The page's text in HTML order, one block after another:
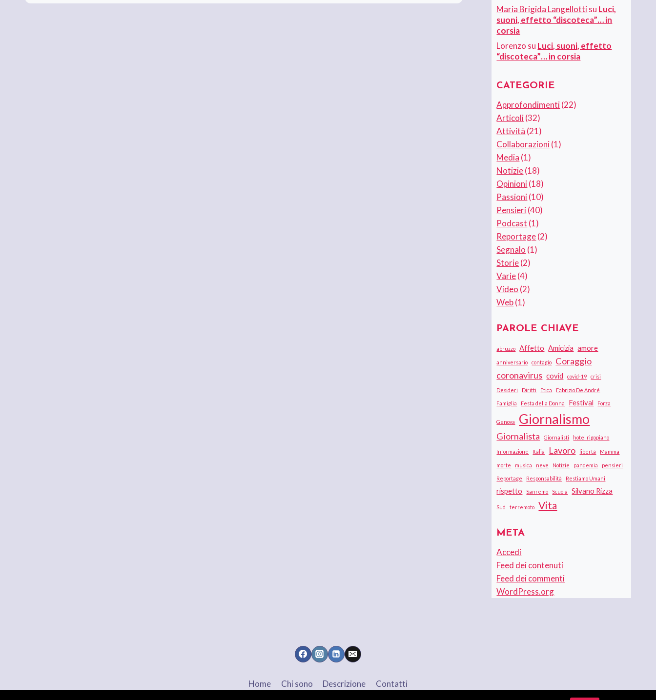
Maria Brigida Langellottisu Luci,
suoni, effetto “discoteca”… in
corsia
Lorenzo su Luci, suoni, effetto
“discoteca”… in corsia
CATEGORIE
Approfondimenti(22)
Articoli(32)
Attività (21)
Collaborazioni(1)
Media (1)
Notizie(18)
Opinioni(18)
Passioni(10)
Pensieri(40)
Podcast (1)
Reportage(2)
Segnalo (1)
Storie(2)
Varie(4)
Video (2)
Web(1)
PAROLE CHIAVE
abruzzo Affetto Amicizia amore
anniversario contagio
Coraggio
coronavirus covid covid-19 crisi
Desideri Diritti Etica Fabrizio De André
Famiglia Festa della Donna Festival Forza
Genova Giornalismo
Giornalista Giornalisti hotel rigopiano
Informazione Italia Lavoro libertà Mamma
morte musica neve Notizie pandemia pensieri
Reportage Responsabilità Restiamo Umani
rispetto Sanremo Scuola Silvano Rizza
Sud terremoto Vita
META
Accedi
Feed dei contenuti
Feed dei commenti
WordPress.org
Home Chi sono Descrizione Contatti